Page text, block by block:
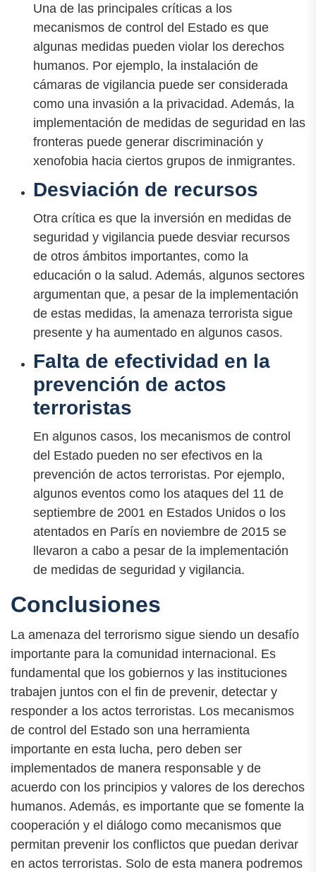
Una de las principales críticas a los
mecanismos de control del Estado es que
algunas medidas pueden violar los derechos
humanos. Por ejemplo, la instalación de
cámaras de vigilancia puede ser considerada
como una invasión a la privacidad. Además, la
implementación de medidas de seguridad en las
fronteras puede generar discriminación y
xenofobia hacia ciertos grupos de inmigrantes.
Desviación de recursos
Otra crítica es que la inversión en medidas de
seguridad y vigilancia puede desviar recursos
de otros ámbitos importantes, como la
educación o la salud. Además, algunos sectores
argumentan que, a pesar de la implementación
de estas medidas, la amenaza terrorista sigue
presente y ha aumentado en algunos casos.
Falta de efectividad en la
prevención de actos
terroristas
En algunos casos, los mecanismos de control
del Estado pueden no ser efectivos en la
prevención de actos terroristas. Por ejemplo,
algunos eventos como los ataques del 11 de
septiembre de 2001 en Estados Unidos o los
atentados en París en noviembre de 2015 se
llevaron a cabo a pesar de la implementación
de medidas de seguridad y vigilancia.
Conclusiones
La amenaza del terrorismo sigue siendo un desafío
importante para la comunidad internacional. Es
fundamental que los gobiernos y las instituciones
trabajen juntos con el fin de prevenir, detectar y
responder a los actos terroristas. Los mecanismos
de control del Estado son una herramienta
importante en esta lucha, pero deben ser
implementados de manera responsable y de
acuerdo con los principios y valores de los derechos
humanos. Además, es importante que se fomente la
cooperación y el diálogo como mecanismos que
permitan prevenir los conflictos que puedan derivar
en actos terroristas. Solo de esta manera podremos